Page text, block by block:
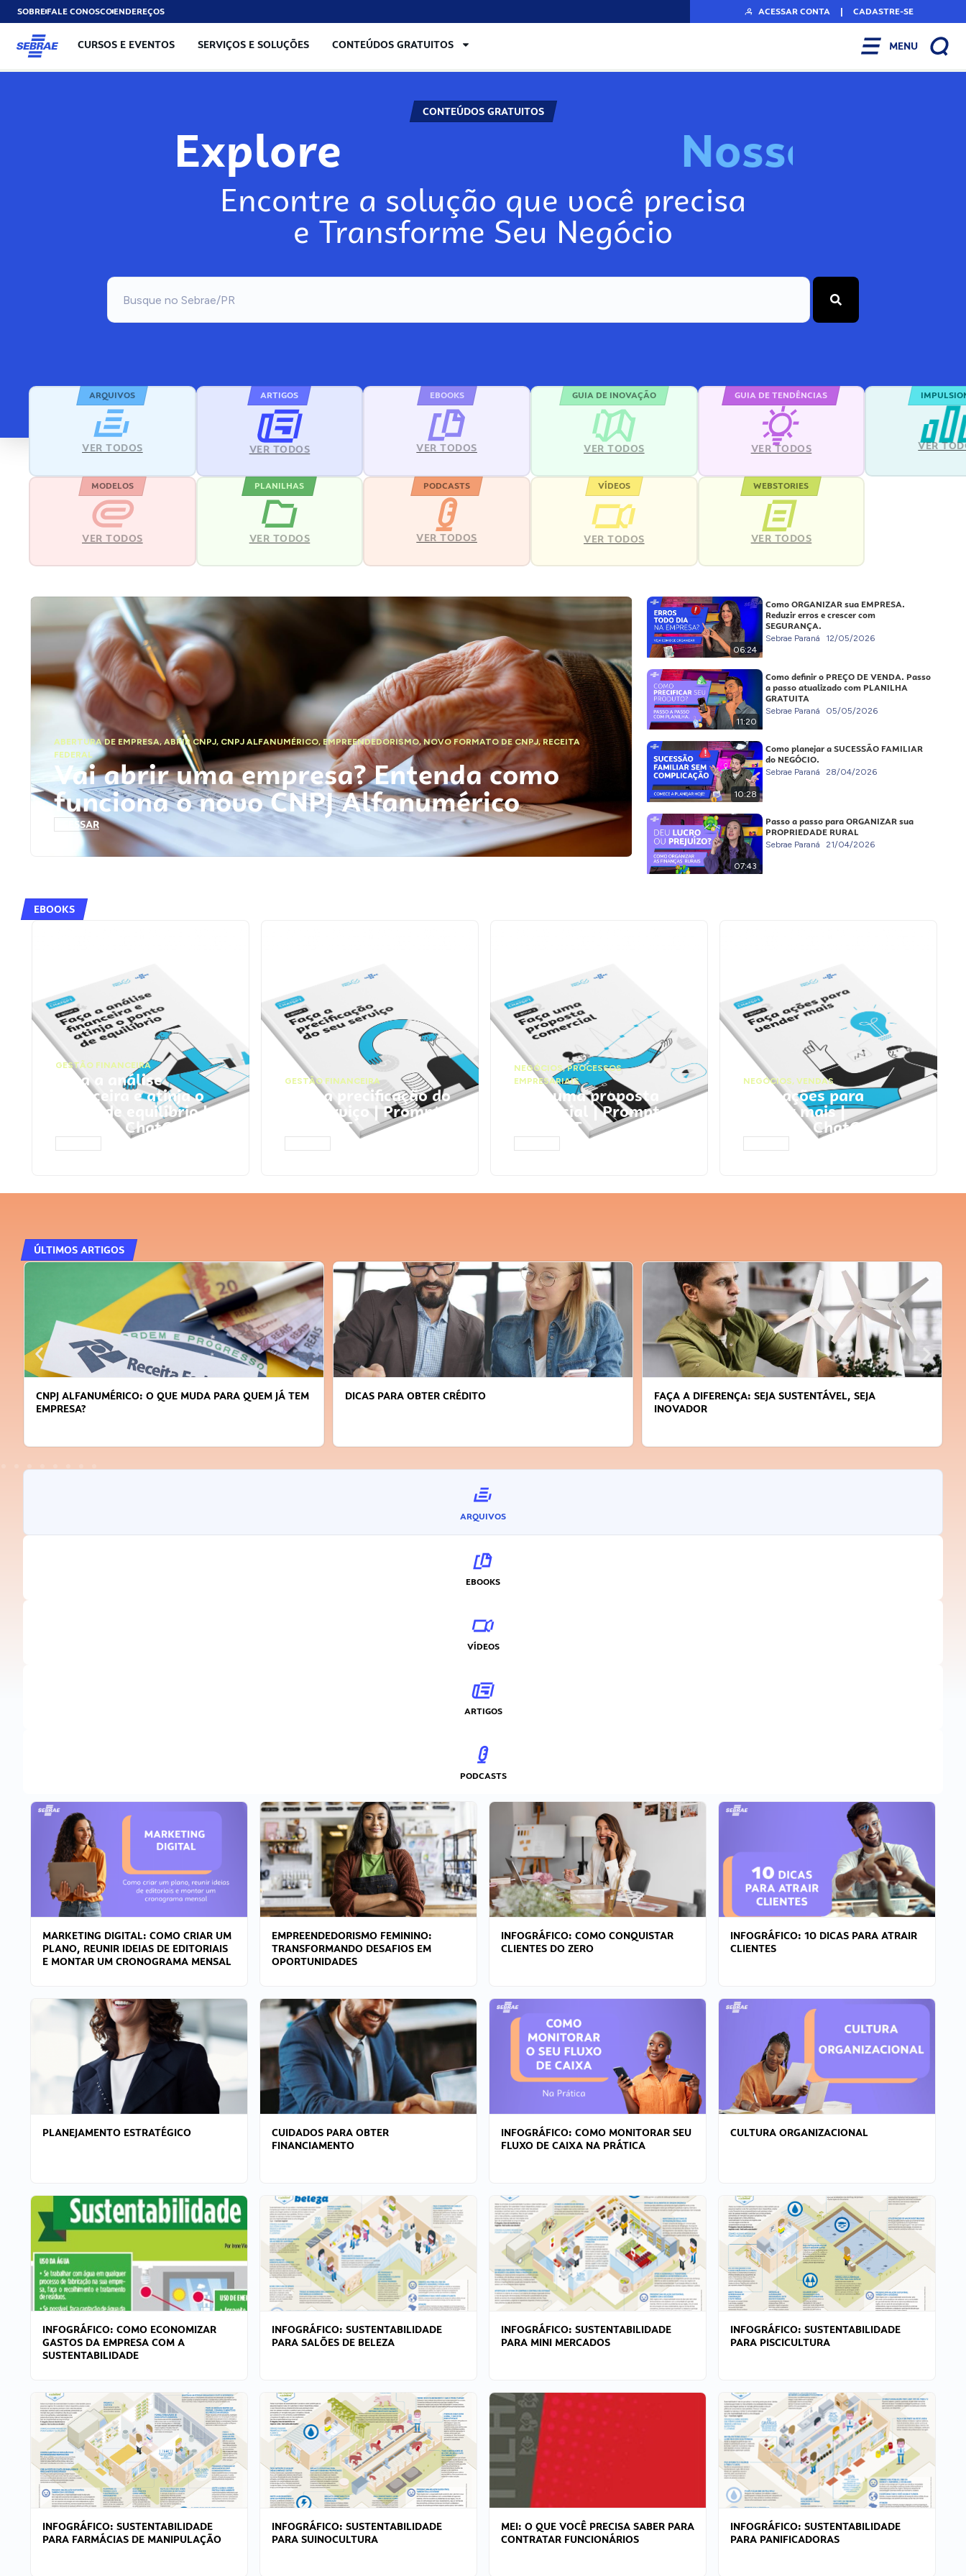
SOBREFALE CONOSCOENDEREÇOS ACESSAR CONTA | CADASTRE-SE
CURSOS E EVENTOS SERVIÇOS E SOLUÇÕES CONTEÚDOS GRATUITOS MENU
CONTEÚDOS GRATUITOS
Explore Nosso
Encontre a solução que você precisa
e Transforme Seu Negócio
ARQUIVOS
VER TODOS
ARTIGOS
VER TODOS
EBOOKS
VER TODOS
GUIA DE INOVAÇÃO
VER TODOS
GUIA DE TENDÊNCIAS
VER TODOS VER
MODELOS
VER TODOS
PLANILHAS
VER TODOS
PODCASTS
VER TODOS
VÍDEOS
VER TODOS
WEBSTORIES
VER TODOS
ABERTURA DE EMPRESA,ABRIR CNPJ, CNPJ ALFANUMÉRICO, EMPREENDEDORISMO,NOVO FORMATO DE CNPJ,RECEITA
FEDERAL
Vai abrir uma empresa? Entenda como
funciona o novo CNPJ Alfanumérico
ACESSAR
06:24
Como ORGANIZAR sua EMPRESA.
Reduzir erros e crescer com
SEGURANÇA.
Sebrae Paraná 12/05/2026
11:20
Como definir o PREÇO DE VENDA. Passo
a passo atualizado com PLANILHA
GRATUITA
Sebrae Paraná 05/05/2026
10:28
Como planejar a SUCESSÃO FAMILIAR
do NEGÓCIO.
Sebrae Paraná 28/04/2026
07:43
Passo a passo para ORGANIZAR sua
PROPRIEDADE RURAL
Sebrae Paraná 21/04/2026
EBOOKS
GESTÃO FINANCEIRA
Faça a análise
financeira e atinja o
ponto de equilíbrio |
Prompts ChatGPT
GESTÃO FINANCEIRA
Faça a precificação do
seu serviço | Prompts
ChatGPT
NEGÓCIOS,PROCESSOS
EMPRESARIAIS
Faça uma proposta
comercial | Prompts
ChatGPT
NEGÓCIOS, VENDAS
Faça ações para
vender mais |
Prompts ChatGPT
ÚLTIMOS ARTIGOS
CNPJ ALFANUMÉRICO: O QUE MUDA PARA QUEM JÁ TEM
EMPRESA?
DICAS PARA OBTER CRÉDITO
FAÇA A DIFERENÇA: SEJA SUSTENTÁVEL, SEJA
INOVADOR
ARQUIVOS
EBOOKS
VÍDEOS
ARTIGOS
PODCASTS
MARKETING DIGITAL: COMO CRIAR UM
PLANO, REUNIR IDEIAS DE EDITORIAIS
E MONTAR UM CRONOGRAMA MENSAL
EMPREENDEDORISMO FEMININO:
TRANSFORMANDO DESAFIOS EM
OPORTUNIDADES
INFOGRÁFICO: COMO CONQUISTAR
CLIENTES DO ZERO
INFOGRÁFICO: 10 DICAS PARA ATRAIR
CLIENTES
PLANEJAMENTO ESTRATÉGICO
CUIDADOS PARA OBTER
FINANCIAMENTO
INFOGRÁFICO: COMO MONITORAR SEU
FLUXO DE CAIXA NA PRÁTICA
CULTURA ORGANIZACIONAL
INFOGRÁFICO: COMO ECONOMIZAR
GASTOS DA EMPRESA COM A
SUSTENTABILIDADE
INFOGRÁFICO: SUSTENTABILIDADE
PARA SALÕES DE BELEZA
INFOGRÁFICO: SUSTENTABILIDADE
PARA MINI MERCADOS
INFOGRÁFICO: SUSTENTABILIDADE
PARA PISCICULTURA
INFOGRÁFICO: SUSTENTABILIDADE
PARA FARMÁCIAS DE MANIPULAÇÃO
INFOGRÁFICO: SUSTENTABILIDADE
PARA SUINOCULTURA
MEI: O QUE VOCÊ PRECISA SABER PARA
CONTRATAR FUNCIONÁRIOS
INFOGRÁFICO: SUSTENTABILIDADE
PARA PANIFICADORAS